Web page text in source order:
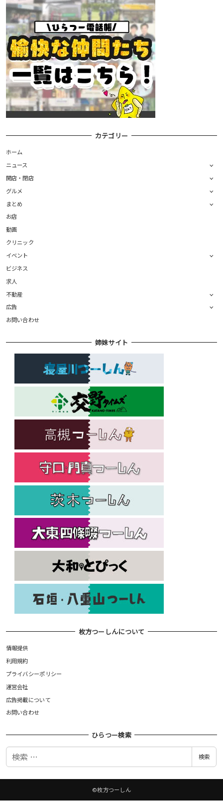
カテゴリー
ホーム
ニュース
開店・閉店
グルメ
まとめ
お店
動画
クリニック
イベント
ビジネス
求人
不動産
広告
お問い合わせ
姉妹サイト
枚方つーしんについて
情報提供
利用規約
プライバシーポリシー
運営会社
広告掲載について
お問い合わせ
ひらつー検索
検
検索
©枚方つーしん